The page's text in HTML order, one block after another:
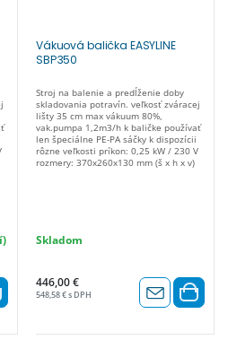
Vákuová balička EASYLINE
SBP350
Stroj na balenie a predĺženie doby
skladovania potravín. veľkosť zváracej
lišty 35 cm max vákuum 80%,
vak.pumpa 1,2m3/h k baličke používať
len špeciálne PE-PA sáčky k dispozícii
rôzne veľkosti príkon: 0,25 kW / 230 V
rozmery: 370x260x130 mm (š x h x v)
Skladom
446,00 €
548,58 € s DPH